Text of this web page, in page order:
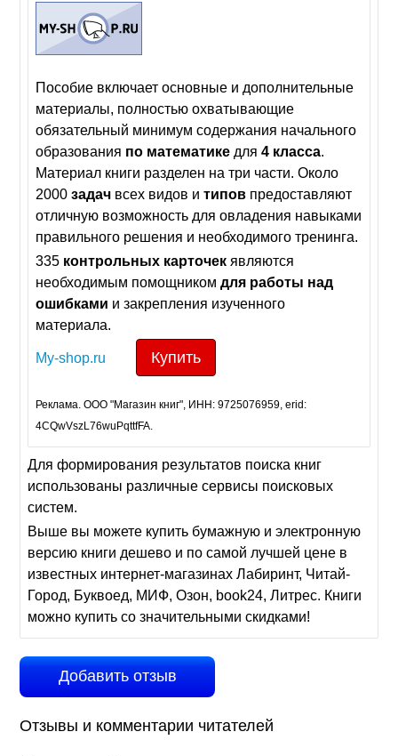
Пособие включает основные и дополнительные
материалы, полностью охватывающие
обязательный минимум содержания начального
образования по математике для4 класса.
Материал книги разделен на три части. Около
2000задач всех видов итипов предоставляют
отличную возможность для овладения навыками
правильного решения и необходимого тренинга.
335 контрольных карточек являются
необходимым помощникомдля работы над
ошибками и закрепления изученного
материала.
My-shop.ru Купить
Реклама. ООО "Магазин книг", ИНН: 9725076959, erid:
4CQwVszL76wuPqttfFA.
Для формирования результатов поиска книг
использованы различные сервисы поисковых
систем.
Выше вы можете купить бумажную и электронную
версию книги дешево и по самой лучшей цене в
известных интернет-магазинах Лабиринт, Читай-
Город, Буквоед, МИФ, Озон, book24, Литрес. Книги
можно купить со значительными скидками!
Добавить отзыв
Отзывы и комментарии читателей